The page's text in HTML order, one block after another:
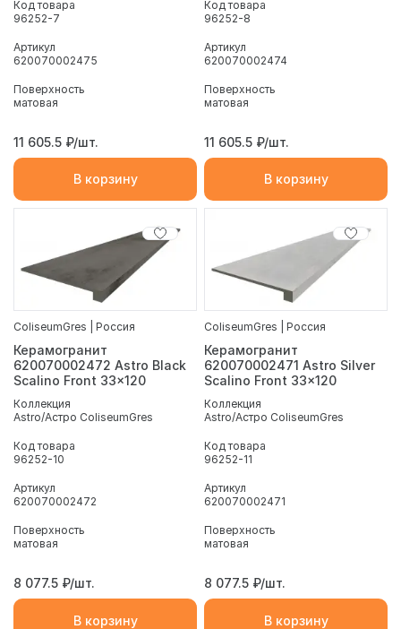
Код товара
96252-7
Артикул
620070002475
Поверхность
матовая
11 605.5 ₽/шт.
В корзину
Код товара
96252-8
Артикул
620070002474
Поверхность
матовая
11 605.5 ₽/шт.
В корзину
ColiseumGres | Россия
Керамогранит
620070002472 Astro Black
Scalino Front 33x120
Коллекция
Astro/Астро ColiseumGres
Код товара
96252-10
Артикул
620070002472
Поверхность
матовая
8 077.5 ₽/шт.
В корзину
ColiseumGres | Россия
Керамогранит
620070002471 Astro Silver
Scalino Front 33x120
Коллекция
Astro/Астро ColiseumGres
Код товара
96252-11
Артикул
620070002471
Поверхность
матовая
8 077.5 ₽/шт.
В корзину